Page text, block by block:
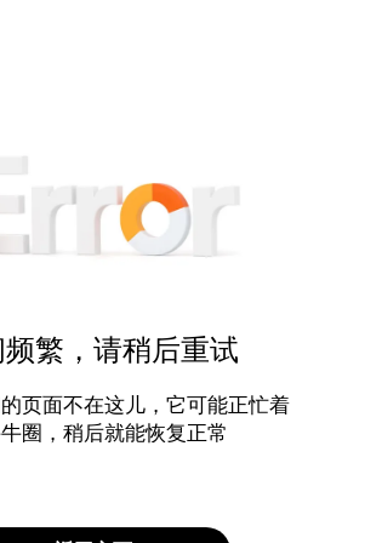
繁，请稍后重试
页面不在这儿，它可能正忙着
圈，稍后就能恢复正常